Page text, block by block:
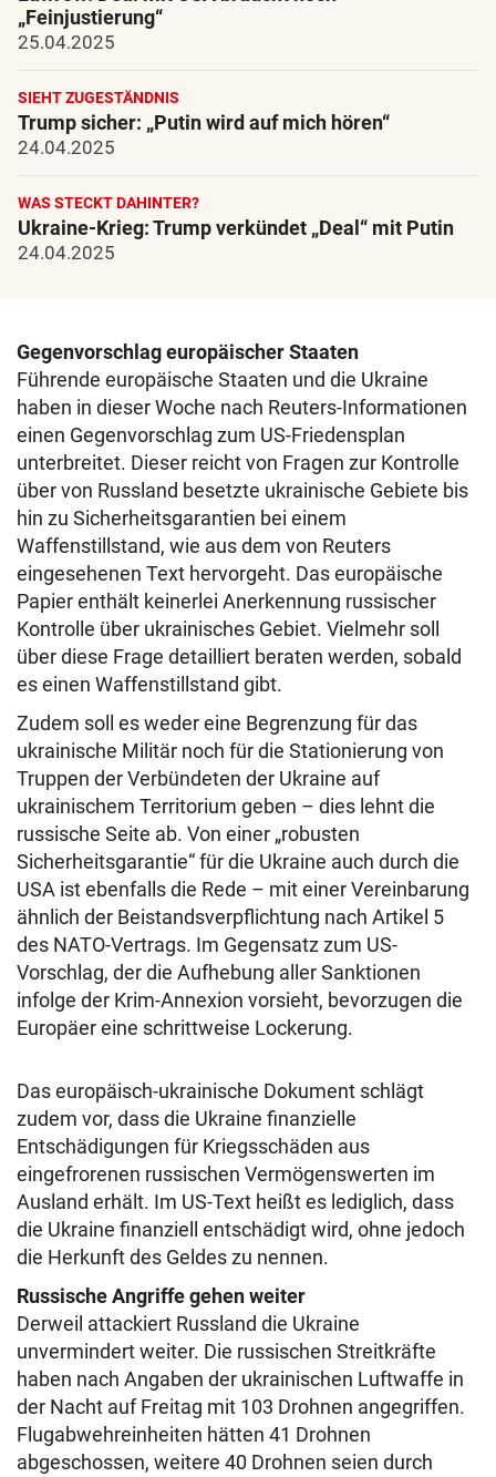
„Feinjustierung“
25.04.2025
SIEHT ZUGESTÄNDNIS
Trump sicher: „Putin wird auf mich hören“
24.04.2025
WAS STECKT DAHINTER?
Ukraine-Krieg: Trump verkündet „Deal“ mit Putin
24.04.2025
Gegenvorschlag europäischer Staaten
Führende europäische Staaten und die Ukraine
haben in dieser Woche nach Reuters-Informationen
einen Gegenvorschlag zum US-Friedensplan
unterbreitet. Dieser reicht von Fragen zur Kontrolle
über von Russland besetzte ukrainische Gebiete bis
hin zu Sicherheitsgarantien bei einem
Waffenstillstand, wie aus dem von Reuters
eingesehenen Text hervorgeht. Das europäische
Papier enthält keinerlei Anerkennung russischer
Kontrolle über ukrainisches Gebiet. Vielmehr soll
über diese Frage detailliert beraten werden, sobald
es einen Waffenstillstand gibt.
Zudem soll es weder eine Begrenzung für das
ukrainische Militär noch für die Stationierung von
Truppen der Verbündeten der Ukraine auf
ukrainischem Territorium geben – dies lehnt die
russische Seite ab. Von einer „robusten
Sicherheitsgarantie“ für die Ukraine auch durch die
USA ist ebenfalls die Rede – mit einer Vereinbarung
ähnlich der Beistandsverpflichtung nach Artikel 5
des NATO-Vertrags. Im Gegensatz zum US-
Vorschlag, der die Aufhebung aller Sanktionen
infolge der Krim-Annexion vorsieht, bevorzugen die
Europäer eine schrittweise Lockerung.
Das europäisch-ukrainische Dokument schlägt
zudem vor, dass die Ukraine finanzielle
Entschädigungen für Kriegsschäden aus
eingefrorenen russischen Vermögenswerten im
Ausland erhält. Im US-Text heißt es lediglich, dass
die Ukraine finanziell entschädigt wird, ohne jedoch
die Herkunft des Geldes zu nennen.
Russische Angriffe gehen weiter
Derweil attackiert Russland die Ukraine
unvermindert weiter. Die russischen Streitkräfte
haben nach Angaben der ukrainischen Luftwaffe in
der Nacht auf Freitag mit 103 Drohnen angegriffen.
Flugabwehreinheiten hätten 41 Drohnen
abgeschossen, weitere 40 Drohnen seien durch